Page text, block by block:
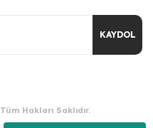
KAYDOL
Tüm Hakları Saklıdır.